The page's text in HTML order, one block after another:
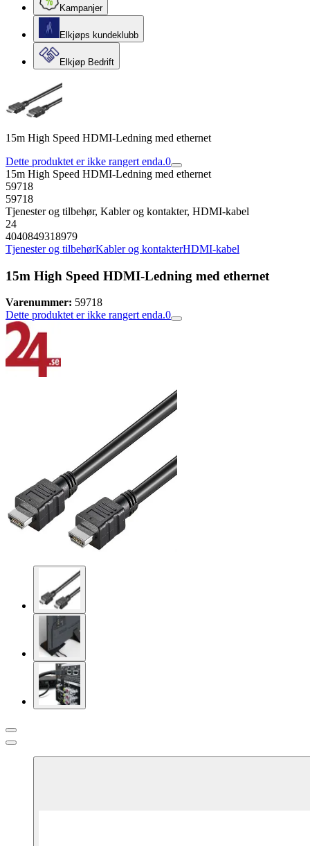
Kampanjer
Elkjøps kundeklubb
Elkjøp Bedrift
15m High Speed HDMI-Ledning med ethernet
Dette produktet er ikke rangert enda.0
15m High Speed HDMI-Ledning med ethernet
59718
59718
Tjenester og tilbehør, Kabler og kontakter, HDMI-kabel
24
4040849318979
Tjenester og tilbehørKabler og kontakterHDMI-kabel
15m High Speed HDMI-Ledning med ethernet
Varenummer: 59718
Dette produktet er ikke rangert enda.0